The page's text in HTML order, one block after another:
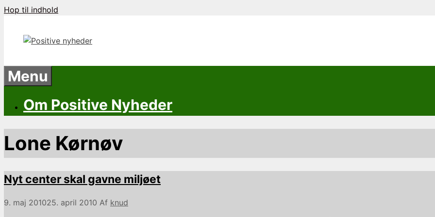
Hop til indhold
Menu
Om Positive Nyheder
Lone Kørnøv
Nyt center skal gavne miljøet
9. maj 201025. april 2010 Af knud